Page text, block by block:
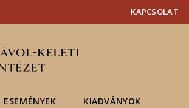
KAPCSOLAT
ESEMÉNYEK KIADVÁNYOK